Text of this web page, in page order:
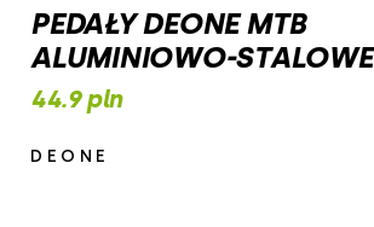
PEDAŁY DEONE MTB
ALUMINIOWO-STALOWE
44.9 pln
DEONE